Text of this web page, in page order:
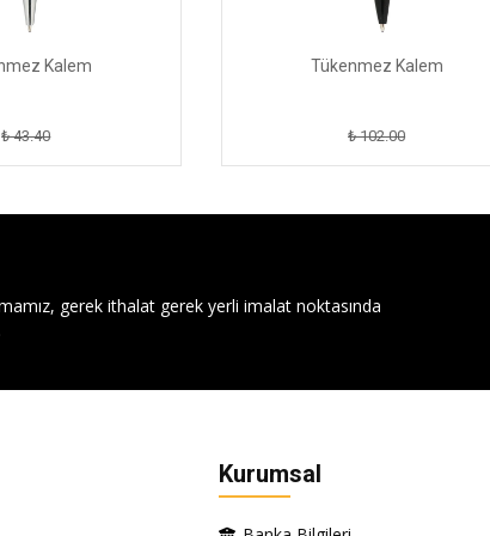
Kalem
₺ 43.40
Tükenmez Kalem
₺ 102.00
gerek ithalat gerek yerli imalat noktasında
Kurumsal